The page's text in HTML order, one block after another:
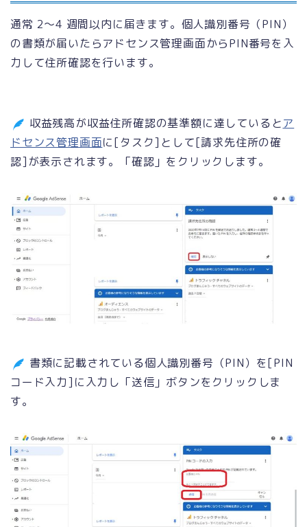
通常 2～4 週間以内に届きます。個人識別番号（PIN）
の書類が届いたらアドセンス管理画面からPIN番号を入
力して住所確認を行います。
収益残高が収益住所確認の基準額に達しているとア
ドセンス管理画面に[タスク]として[請求先住所の確
認]が表示されます。「確認」をクリックします。
書類に記載されている個人識別番号（PIN）を[PIN
コード入力]に入力し「送信」ボタンをクリックしま
す。